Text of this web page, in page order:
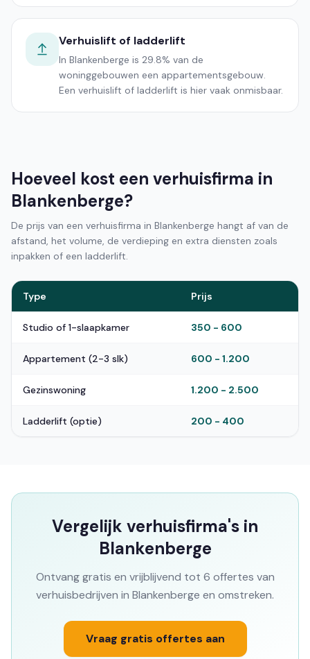
Verhuislift of ladderlift
In Blankenberge is 29.8% van de
woninggebouwen een appartementsgebouw.
Een verhuislift of ladderlift is hier vaak onmisbaar.
Hoeveel kost een verhuisfirma in
Blankenberge?
De prijs van een verhuisfirma in Blankenberge hangt af van de
afstand, het volume, de verdieping en extra diensten zoals
inpakken of een ladderlift.
Type Prijs
Studio of 1-slaapkamer 350 - 600
Appartement (2-3 slk) 600 - 1.200
Gezinswoning 1.200 - 2.500
Ladderlift (optie) 200 - 400
Vergelijk verhuisfirma's in
Blankenberge
Ontvang gratis en vrijblijvend tot 6 offertes van
verhuisbedrijven in Blankenberge en omstreken.
Vraag gratis offertes aan